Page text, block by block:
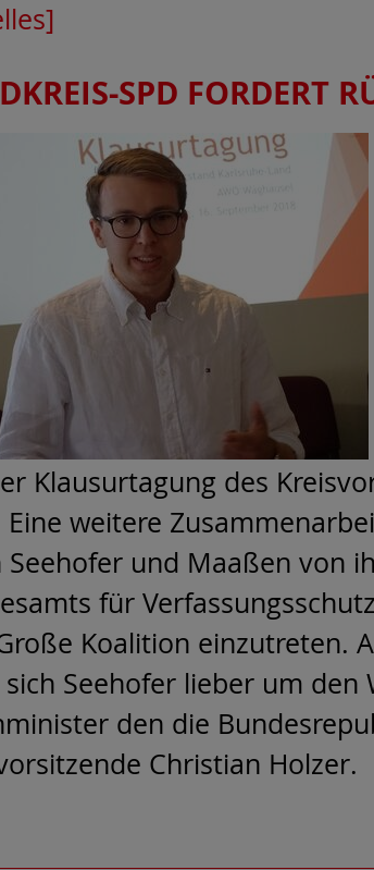
SPD FORDERT
Klausurtagung des
Eine weitere
Seehofer und Maaßen von
für
Koalition einzutreten.
Seehofer lieber um den
den die
Christian Holzer.